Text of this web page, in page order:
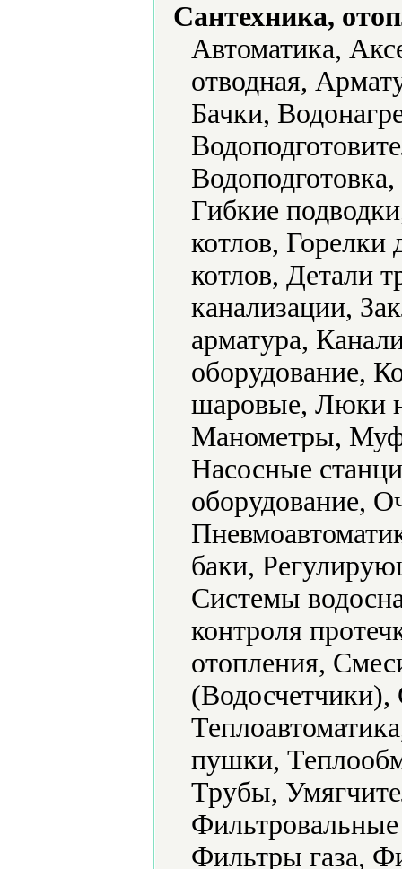
Сантехника,
Автоматика,
отводная,
Бачки,
Гибкие
котлов, Горелки
котлов, Детали
канализации,
арматура,
оборудование,
шаровые, Люки
Манометры,
Насосные
оборудование,
баки,
Системы
контроля
отопления,
(Водосчетчики),
пушки,
Трубы,
Фильтры газа,